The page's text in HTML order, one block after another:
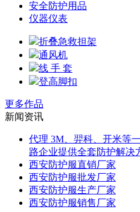
安全防护用品
仪器仪表
折叠急救担架
通风机
线 手 套
登高脚扣
更多作品
新闻资讯
代理 3M、羿科、开米等
路企业提供全套防护解决
西安防护服直销厂家
西安防护服批发厂家
西安防护服生产厂家
西安防护服销售厂家